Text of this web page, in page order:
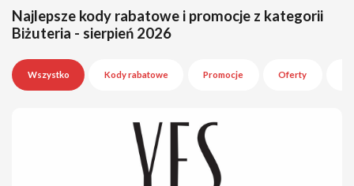
Najlepsze kody rabatowe i promocje z kategorii
Biżuteria - sierpień 2026
Wszystko Kody rabatowe Promocje Oferty